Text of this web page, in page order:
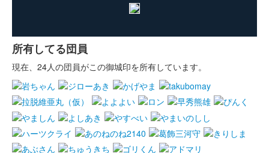
所有してる団員
現在、24人の団員がこの御城印を所有しています。